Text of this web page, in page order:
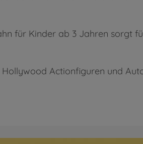
für Kinder ab 3 Jahren sorgt
Actionfiguren und